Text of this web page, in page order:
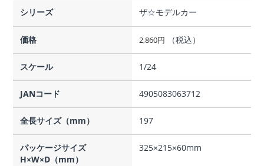
シリーズ ザ☆モデルカー
価格 2,860円 （税込）
スケール 1/24
JANコード 4905083063712
全長サイズ（mm） 197
パッケージサイズ
H×W×D（mm）
325×215×60mm